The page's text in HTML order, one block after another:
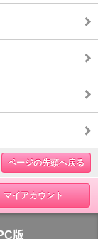
ページの先頭へ戻る
マイアカウント
版